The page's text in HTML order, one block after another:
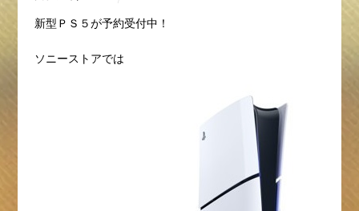
新型ＰＳ５が予約受付中！
ソニーストアでは